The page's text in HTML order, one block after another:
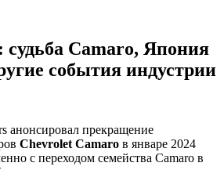
судьба Camaro, Япония
события индустрии
анонсировал прекращение
Chevrolet Camaro в январе 2024
с переходом семейства Camaro в